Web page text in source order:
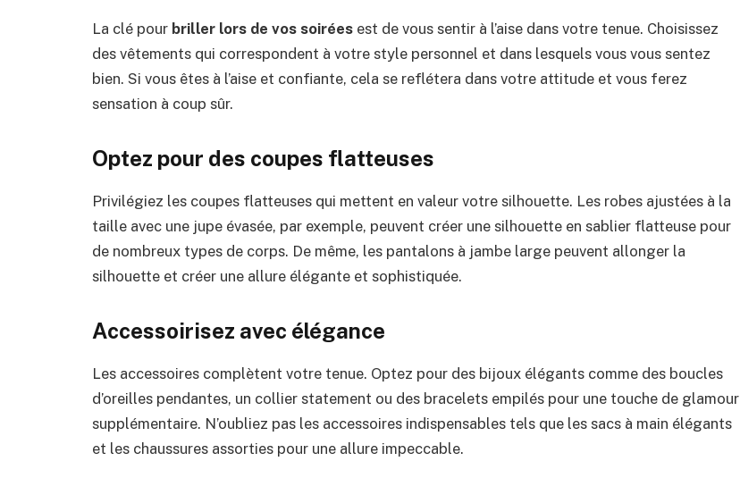
La clé pour briller lors de vos soirées est de vous sentir à l’aise dans votre tenue. Choisissez
des vêtements qui correspondent à votre style personnel et dans lesquels vous vous sentez
bien. Si vous êtes à l’aise et confiante, cela se reflétera dans votre attitude et vous ferez
sensation à coup sûr.
Optez pour des coupes flatteuses
Privilégiez les coupes flatteuses qui mettent en valeur votre silhouette. Les robes ajustées à la
taille avec une jupe évasée, par exemple, peuvent créer une silhouette en sablier flatteuse pour
de nombreux types de corps. De même, les pantalons à jambe large peuvent allonger la
silhouette et créer une allure élégante et sophistiquée.
Accessoirisez avec élégance
Les accessoires complètent votre tenue. Optez pour des bijoux élégants comme des boucles
d’oreilles pendantes, un collier statement ou des bracelets empilés pour une touche de glamour
supplémentaire. N’oubliez pas les accessoires indispensables tels que les sacs à main élégants
et les chaussures assorties pour une allure impeccable.